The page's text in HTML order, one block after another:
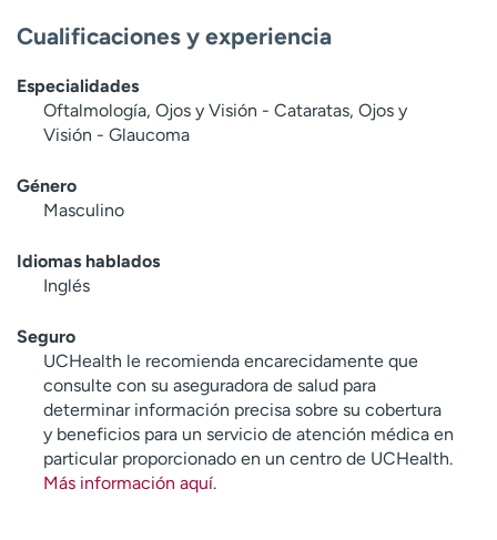
Cualificaciones y experiencia
Especialidades
Oftalmología, Ojos y Visión - Cataratas, Ojos y
Visión - Glaucoma
Género
Masculino
Idiomas hablados
Inglés
Seguro
UCHealth le recomienda encarecidamente que
consulte con su aseguradora de salud para
determinar información precisa sobre su cobertura
y beneficios para un servicio de atención médica en
particular proporcionado en un centro de UCHealth.
Más información aquí.